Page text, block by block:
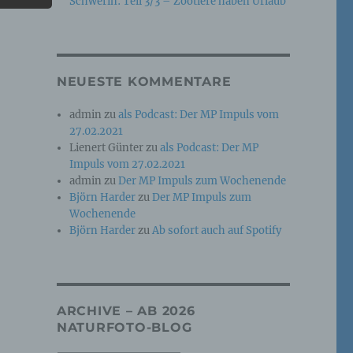
NEUESTE KOMMENTARE
admin zuals Podcast: Der MP Impuls vom
27.02.2021
Lienert Günterzuals Podcast: Der MP
Impuls vom 27.02.2021
admin zuDer MP Impuls zum Wochenende
Björn HarderzuDer MP Impuls zum
Wochenende
Björn HarderzuAb sofort auch auf Spotify
ARCHIVE – AB 2026
NATURFOTO-BLOG